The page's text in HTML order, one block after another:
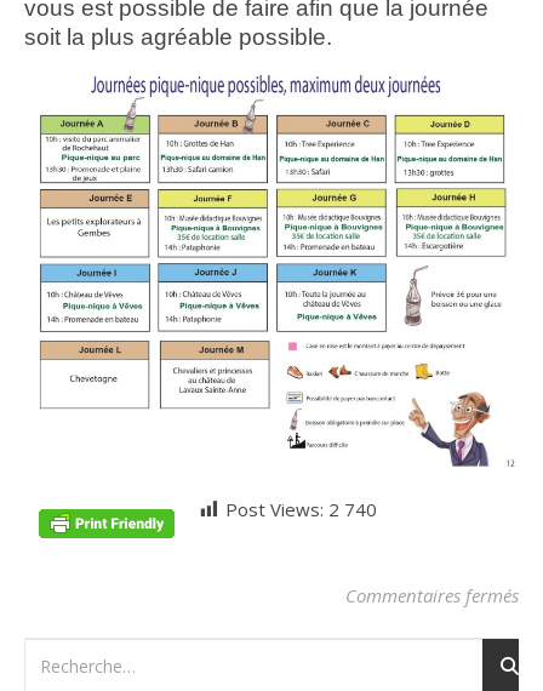
vous est possible de faire afin que la journée
soit la plus agréable possible.
Post Views: 2 740
Commentaires fermés